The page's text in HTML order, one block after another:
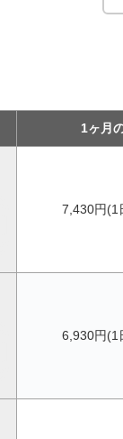
1ヶ月
7,430円(1
6,930円(1